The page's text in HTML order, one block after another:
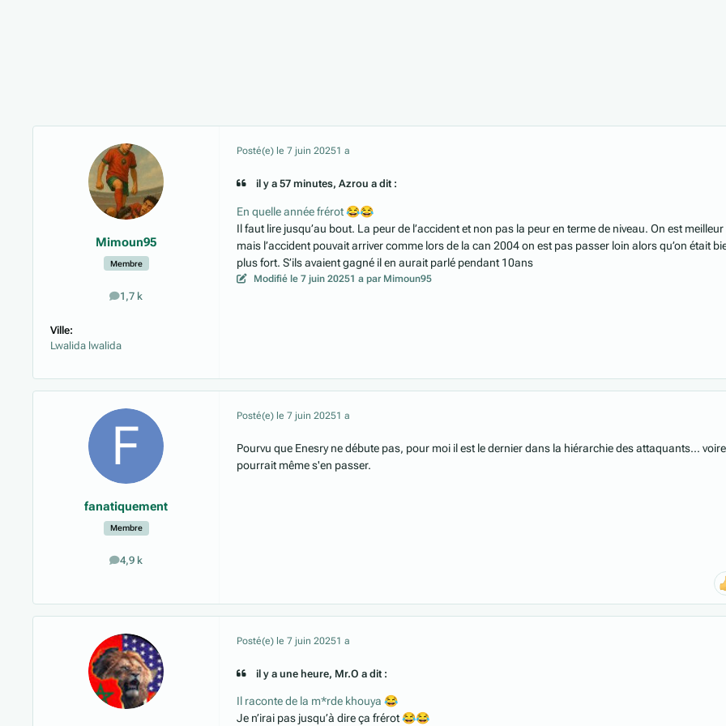
Mimoun95
Membre
1,7 k
messages
Ville:
Lwalida lwalida
Posté(e) le 7 juin 20251 a
il y a 57 minutes, Azrou a dit :
En quelle année frérot😂😂
Il faut lire jusqu’au bout. La peur de l’accident et non pas la peur en terme de niveau. On est meilleur
mais l’accident pouvait arriver comme lors de la can 2004 on est pas passer loin alors qu’on était
plus fort. S’ils avaient gagné il en aurait parlé pendant 10ans
Modifiéle 7 juin 20251 a par Mimoun95
fanatiquement
Membre
4,9 k
messages
Posté(e) le 7 juin 20251 a
Pourvu que Enesry ne débute pas, pour moi il est le dernier dans la hiérarchie des attaquants...
pourrait même s'en passer.
Posté(e) le 7 juin 20251 a
il y a une heure, Mr.O a dit :
Il raconte de la m*rde khouya 😂
Je n’irai pas jusqu’à dire ça frérot😂😂